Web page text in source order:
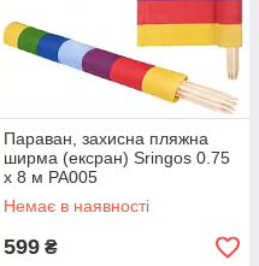
Параван, захисна пляжна
ширма (ексран) Sringos 0.75
x 8 м PA005
Немає в наявності
599 ₴